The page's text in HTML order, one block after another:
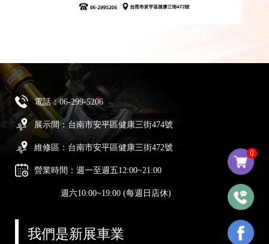
0
電話：06-299-5206
展示間：台南市安平區健康三街474號
維修區：台南市安平區健康三街472號
營業時間：週一至週五12:00~21:00
週六10:00~19:00 (每週日店休)
我們是新展車業